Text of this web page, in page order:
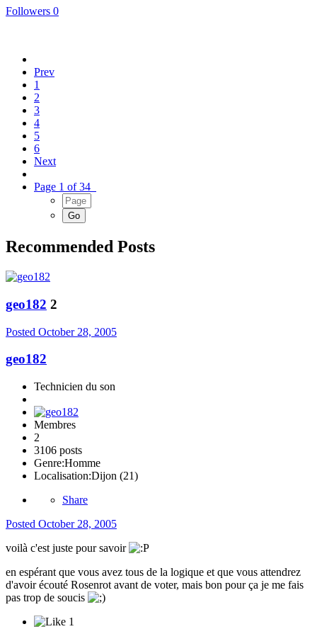
Followers 0
Prev
1
2
3
4
5
6
Next
Page 1 of 34
Recommended Posts
geo182 2
Posted October 28, 2005
geo182
Technicien du son
Membres
2
3106 posts
Genre:Homme
Localisation:Dijon (21)
Share
Posted October 28, 2005
voilà c'est juste pour savoir
en espérant que vous avez tous de la logique et que vous attendrez
d'avoir écouté Rosenrot avant de voter, mais bon pour ça je me fais
pas trop de soucis
1